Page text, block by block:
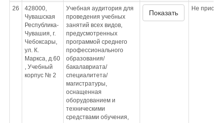
26
428000,
Чувашская
Республика-
Чувашия, г.
Чебоксары,
ул. К.
Маркса, д.60
, Учебный
корпус № 2
Учебная аудитория для
проведения учебных
занятий всех видов,
предусмотренных
программой среднего
профессионального
образования/
бакалавриата/
специалитета/
магистратуры,
оснащенная
оборудованием и
техническими
средствами обучения,
Показать
Не